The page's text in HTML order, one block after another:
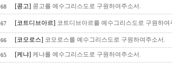
[콩고] 콩고를 예수그리스도로 구원하여주소서.
[코트디브아르] 코트디브아르를 예수그리스도로 구원하여
[코모로스] 코모로스를 예수그리스도로 구원하여주소서.
[케냐] 케냐를 예수그리스도로 구원하여주소서.